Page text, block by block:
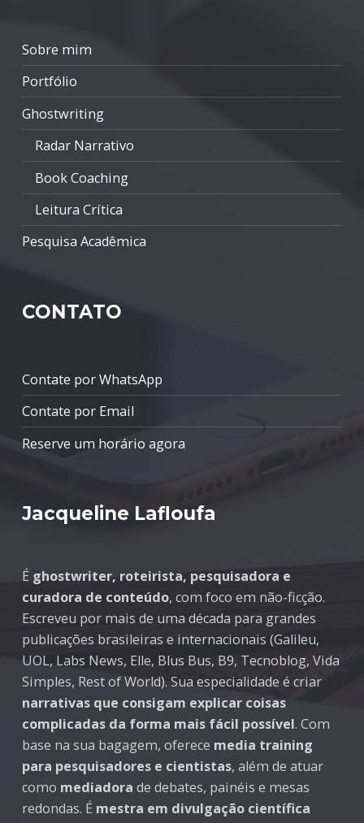
Sobre mim
Portfólio
Ghostwriting
Radar Narrativo
Book Coaching
Leitura Crítica
Pesquisa Acadêmica
CONTATO
Contate por WhatsApp
Contate por Email
Reserve um horário agora
Jacqueline Lafloufa
É ghostwriter, roteirista, pesquisadora e
curadora de conteúdo, com foco em não-ficção.
Escreveu por mais de uma década para grandes
publicações brasileiras e internacionais (Galileu,
UOL, Labs News, Elle, Blus Bus, B9, Tecnoblog, Vida
Simples, Rest of World). Sua especialidade é criar
narrativas que consigam explicar coisas
complicadas da forma mais fácil possível. Com
base na sua bagagem, oferece media training
para pesquisadores e cientistas, além de atuar
como mediadora de debates, painéis e mesas
redondas. É mestra em divulgação científica